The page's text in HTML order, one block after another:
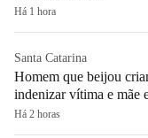
Há 1 hora
Santa Catarina
Homem que beijou
indenizar vítima e mãe
Há 2 horas